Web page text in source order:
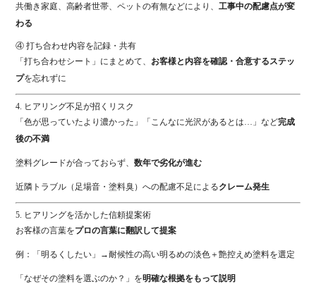
共働き家庭、高齢者世帯、ペットの有無などにより、工事中の配慮点が変
わる
④打ち合わせ内容を記録・共有
「打ち合わせシート」 に まとめて、 お客様と 内容を確認・合意する ステッ
プを忘れずに
4. ヒアリング不足が招く リスク
「色が思っていたより濃かった」「 こんなに光沢がある とは…」など完成
後の不満
塗料グレードが合っておらず、数年で劣化が進む
近隣 トラブル（ 足場音・塗料臭）への配慮不足 によるクレーム発生
5. ヒアリングを活かした信頼提案術
お客様の言葉をプロの言葉に翻訳 して提案
例：「明る く したい」→耐候性の高い明るめの淡色＋艶控えめ塗料を選定
「なぜその塗料を選ぶのか？」 を明確な根拠をもって説明